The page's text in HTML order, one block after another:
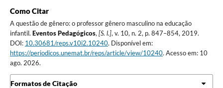
Como Citar
A questão de gênero: o professor gênero masculino na educação
infantil. Eventos Pedagógicos, [S. l.], v. 10, n. 2, p. 847–854, 2019.
DOI: 10.30681/reps.v10i2.10240. Disponível em:
https://periodicos.unemat.br/reps/article/view/10240. Acesso em: 10
ago. 2026.
Formatos de Citação